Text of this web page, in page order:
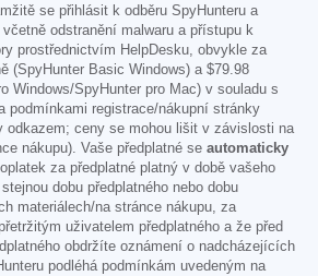
se přihlásit k odběru SpyHunteru a
odstranění malwaru a přístupu k
prostřednictvím HelpDesku, obvykle za
(SpyHunter Basic Windows) a $79.98
Windows/SpyHunter pro Mac) v souladu s
podmínkami registrace/nákupní stránky
odkazem; ceny se mohou lišit v závislosti na
nákupu). Vaše předplatné se automaticky
za předplatné platný v době vašeho
dobu předplatného nebo dobu
materiálech/na stránce nákupu, za
uživatelem předplatného a že před
obdržíte oznámení o nadcházejících
podléhá podmínkám uvedeným na